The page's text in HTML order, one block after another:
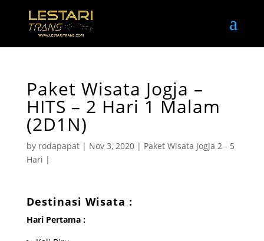
Paket Wisata Jogja –
HITS – 2 Hari 1 Malam
(2D1N)
by rodapapat| Nov 3, 2020| Paket Wisata Jogja 2 - 5
Hari |
Destinasi Wisata :
Hari Pertama :